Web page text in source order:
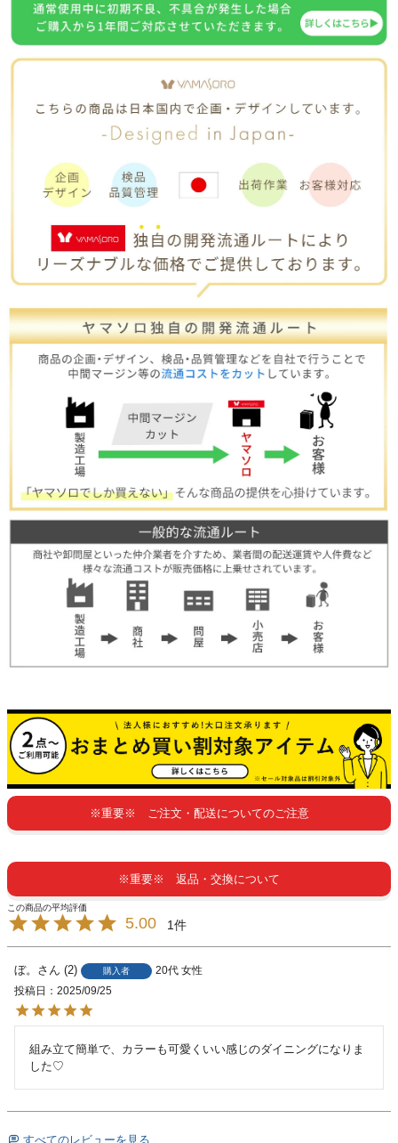
※重要※ ご注文・配送についてのご注意
※重要※ 返品・交換について
5.00 1
ぼ。 2 購入者 20代 女性
投稿日
2025/09/25
組み立て簡単で、カラーも可愛くいい感じのダイニングになりま
した♡
すべてのレビューを見る